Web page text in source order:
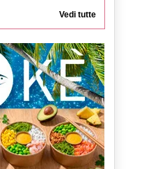
Vedi tutte